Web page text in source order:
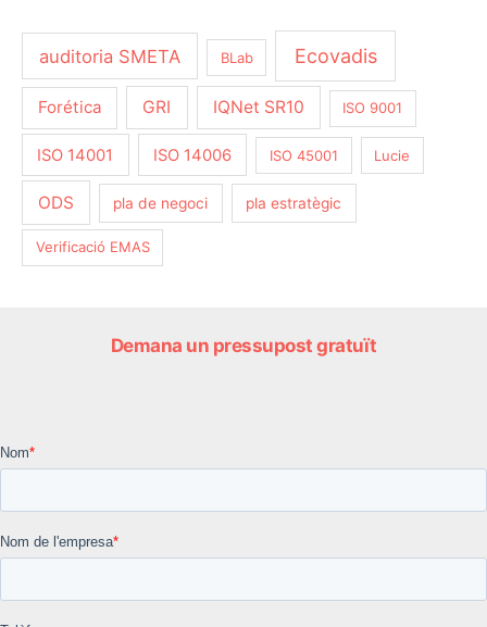
auditoria SMETA BLab Ecovadis
Forética GRI IQNet SR10 ISO 9001
ISO 14001 ISO 14006 ISO 45001 Lucie
ODS pla de negoci pla estratègic
Verificació EMAS
Demana un pressupost gratuït